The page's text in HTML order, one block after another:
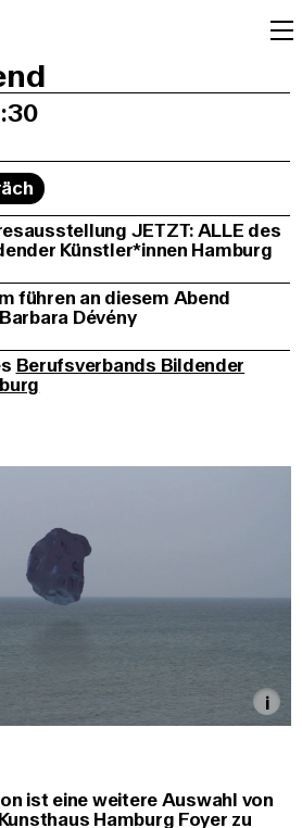
JETZT: ALLE des
Künstler*innen Hamburg
führen an diesem Abend
Dévény
Berufsverbands Bildender
ist eine weitere Auswahl von
Hamburg Foyer zu